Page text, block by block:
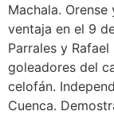
Machala.
ventaja en el 9
Parrales y
goleadores del
celofán.
Cuenca.